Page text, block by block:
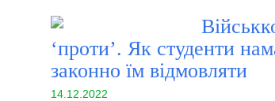
‘проти’. Як студенти
законно їм відмовляти
14.12.2022